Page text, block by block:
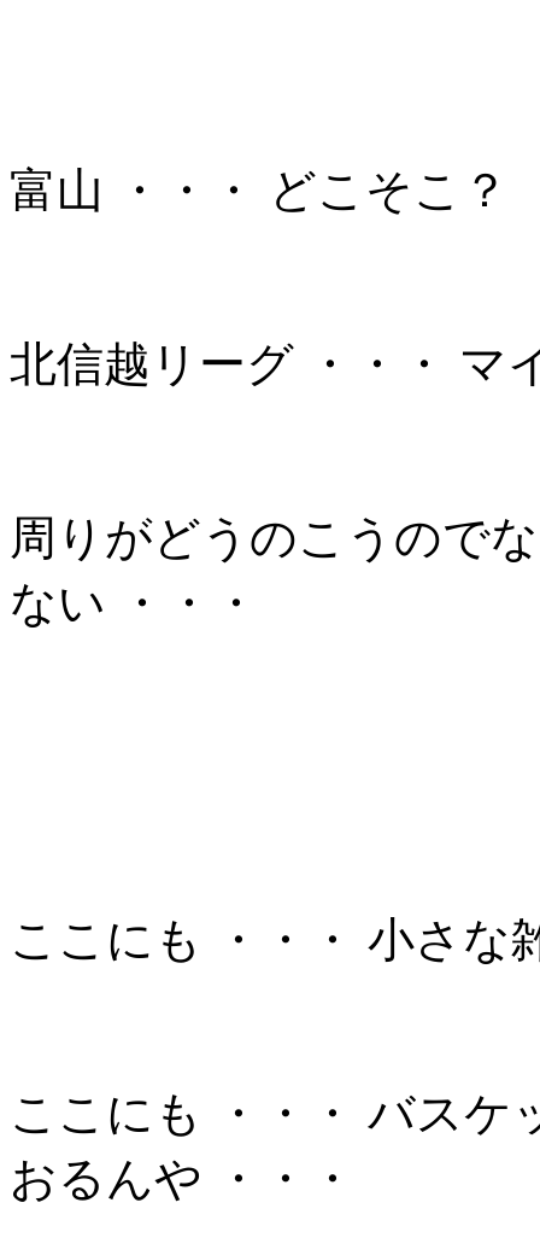
富山 ・・・ どこそこ？
北信越リーグ ・・・ マ
周りがどうのこうので
ない ・・・
ここにも ・・・ 小さな
ここにも ・・・ バスケ
おるんや ・・・